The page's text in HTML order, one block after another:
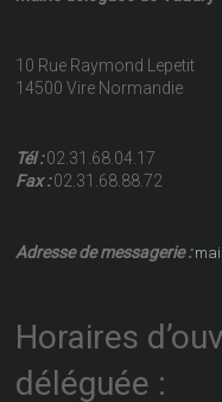
10 Rue Raymond Lepetit
14500 Vire Normandie
Tél :02.31.68.04.17
Fax :02.31.68.88.72
Adresse de messagerie :
Horaires
déléguée :